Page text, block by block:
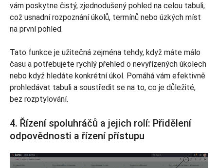
vám poskytne čistý, zjednodušený pohled na celou tabuli,
což usnadní rozpoznání úkolů, termínů nebo úzkých míst
na první pohled.
Tato funkce je užitečná zejména tehdy, když máte málo
času a potřebujete rychlý přehled o nevyřízených úkolech
nebo když hledáte konkrétní úkol. Pomáhá vám efektivně
prohledávat tabuli a soustředit se na to, co je důležité,
bez rozptylování.
4. Řízení spoluhráčů a jejich rolí: Přidělení
odpovědnosti a řízení přístupu